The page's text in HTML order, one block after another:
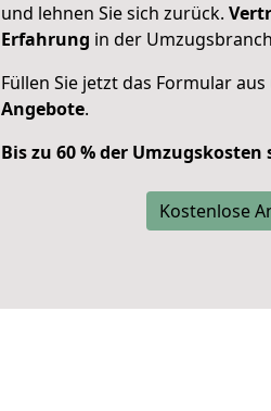
und lehnen Sie sich zurück.
Erfahrung in der
Füllen Sie jetzt das Formular aus
Angebote.
Bis zu 60 % der Umzugskosten
Kostenlose